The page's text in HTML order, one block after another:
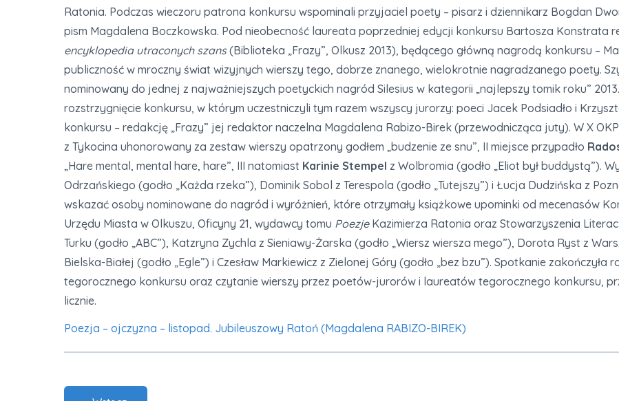
Ratonia. Podczas wieczoru patrona konkursu wspominali przyjaciel poety – pisarz i dziennikarz Bogdan
pism Magdalena Boczkowska. Pod nieobecność laureata poprzedniej edycji konkursu Bartosza Konstrata
encyklopedia utraconych szans(Biblioteka „Frazy”, Olkusz 2013), będącego główną nagrodą konkursu –
publiczność w mroczny świat wizyjnych wierszy tego, dobrze znanego, wielokrotnie nagradzanego poety.
nominowany do jednej z najważniejszych poetyckich nagród Silesius w kategorii „najlepszy tomik roku”
rozstrzygnięcie konkursu, w którym uczestniczyli tym razem wszyscy jurorzy: poeci Jacek Podsiadło i
konkursu – redakcję „Frazy” jej redaktor naczelna Magdalena Rabizo-Birek (przewodnicząca juty). W X OKP
z Tykocina uhonorowany za zestaw wierszy opatrzony godłem „budzenie ze snu”, II miejsce przypadło
„Hare mental, mental hare, hare”, III natomiast Karinie Stempel z Wolbromia (godło „Eliot był buddystą”).
Odrzańskiego (godło „Każda rzeka”), Dominik Sobol z Terespola (godło „Tutejszy”) i Łucja Dudzińska z
wskazać osoby nominowane do nagród i wyróżnień, które otrzymały książkowe upominki od mecenasów
Urzędu Miasta w Olkuszu, Oficyny 21, wydawcy tomu PoezjeKazimierza Ratonia oraz Stowarzyszenia
Turku (godło „ABC”), Katzryna Zychla z Sieniawy-Żarska (godło „Wiersz wiersza mego”), Dorota Ryst z
Bielska-Białej (godło „Egle”) i Czesław Markiewicz z Zielonej Góry (godło „bez bzu”). Spotkanie
tegorocznego konkursu oraz czytanie wierszy przez poetów-jurorów i laureatów tegorocznego konkursu,
licznie.
Poezja – ojczyzna – listopad. Jubileuszowy Ratoń (Magdalena RABIZO-BIREK)